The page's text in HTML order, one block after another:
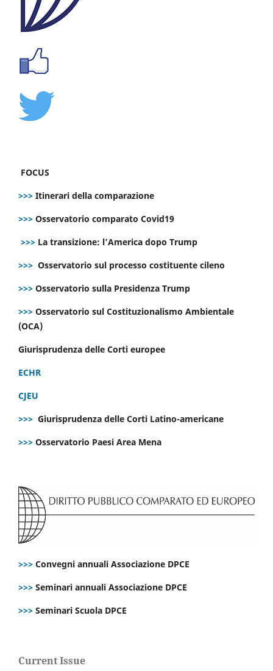
FOCUS
>>> Itinerari della comparazione
>>> Osservatorio comparato Covid19
>>> La transizione: l’America dopo Trump
>>> Osservatorio sul processo costituente cileno
>>> Osservatorio sulla Presidenza Trump
>>> Osservatorio sul Costituzionalismo Ambientale
(OCA)
Giurisprudenza delle Corti europee
ECHR
CJEU
>>> Giurisprudenza delle Corti Latino-americane
>>> Osservatorio Paesi Area Mena
>>> Convegni annuali Associazione DPCE
>>> Seminari annuali Associazione DPCE
>>> Seminari Scuola DPCE
Current Issue